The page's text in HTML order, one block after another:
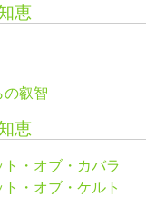
恵
の叡智
恵
・オブ・カバラ
・オブ・ケルト